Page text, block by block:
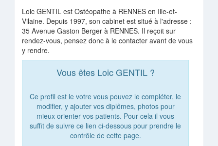
Loic GENTIL est Ostéopathe à RENNES en Ille-et-
Vilaine. Depuis 1997, son cabinet est situé à l'adresse :
35 Avenue Gaston Berger à RENNES. Il reçoit sur
rendez-vous, pensez donc à le contacter avant de vous
y rendre.
Vous êtes Loic GENTIL ?
Ce profil est le votre vous pouvez le compléter, le
modifier, y ajouter vos diplômes, photos pour
mieux orienter vos patients. Pour cela il vous
suffit de suivre ce lien ci-dessous pour prendre le
contrôle de cette page.